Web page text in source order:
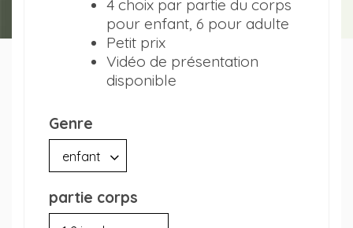
4 choix par partie du corps
pour enfant, 6 pour adulte
Petit prix
Vidéo de présentation
disponible
Genre
partie corps